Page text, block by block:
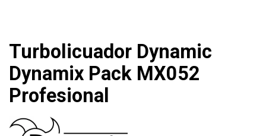
Turbolicuador Dynamic
Dynamix Pack MX052
Profesional